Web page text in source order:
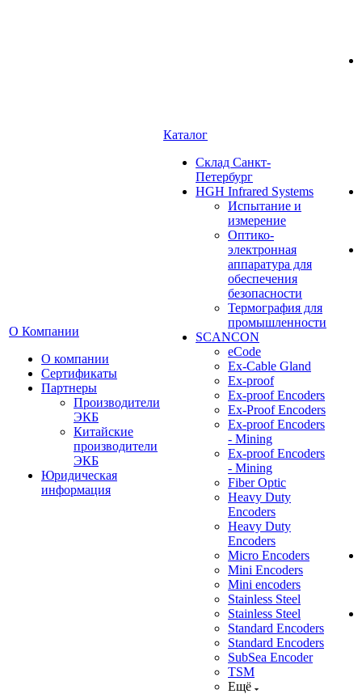
О Компании
О компании
Сертификаты
Партнеры
Производители
ЭКБ
Китайские
производители
ЭКБ
Юридическая
информация
Каталог
Cклад Санкт-
Петербург
HGH Infrared Systems
Испытание и
измерение
Оптико-
электронная
аппаратура для
обеспечения
безопасности
Термография для
промышленности
SCANCON
eCode
Ex-Cable Gland
Ex-proof
Ex-proof Encoders
Ex-Proof Encoders
Ex-proof Encoders
- Mining
Ex-proof Encoders
- Mining
Fiber Optic
Heavy Duty
Encoders
Heavy Duty
Encoders
Micro Encoders
Mini Encoders
Mini encoders
Stainless Steel
Stainless Steel
Standard Encoders
Standard Encoders
SubSea Encoder
TSM
Ещё